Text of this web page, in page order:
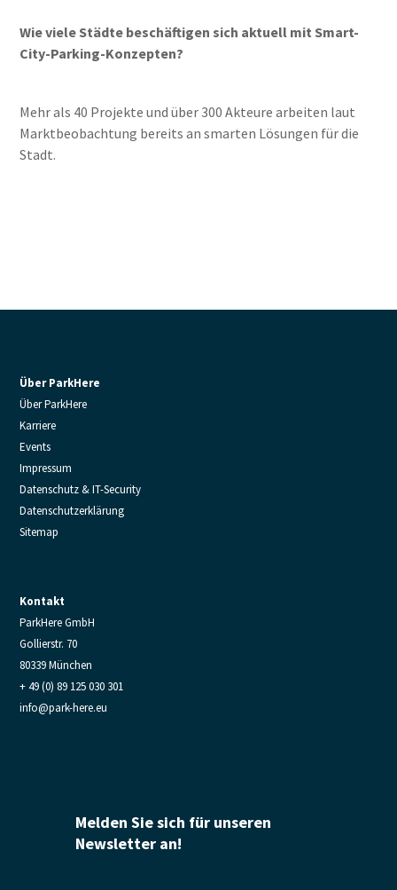
Wie viele Städte beschäftigen sich aktuell mit Smart-
City-Parking-Konzepten?
Mehr als 40 Projekte und über 300 Akteure arbeiten laut
Marktbeobachtung bereits an smarten Lösungen für die
Stadt.
Über ParkHere
Über ParkHere
Karriere
Events
Impressum
Datenschutz & IT-Security
Datenschutzerklärung
Sitemap
Kontakt
ParkHere GmbH
Gollierstr. 70
80339 München
+ 49 (0) 89 125 030 301
info@park-here.eu
Melden Sie sich für unseren
Newsletter an!